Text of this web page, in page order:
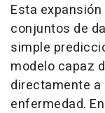
Esta
conjuntos de
simple
modelo capaz
directamente a
enfermedad.